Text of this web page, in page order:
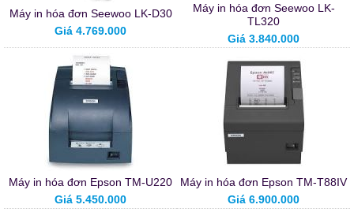
Máy in hóa đơn Seewoo LK-D30
Giá 4.769.000
Máy in hóa đơn Seewoo LK-
TL320
Giá 3.840.000
Máy in hóa đơn Epson TM-U220
Giá 5.450.000
Máy in hóa đơn Epson TM-T88IV
Giá 6.900.000